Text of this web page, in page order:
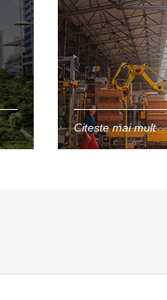
Citeste mai mult